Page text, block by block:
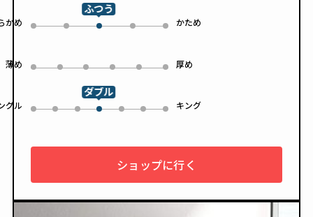
かめ 0 1 2
ふつう
3 かため
4
薄め 0 1 2 3 4 厚め
5
グル 0 1 2 3
ダブル
4 5 キング
6
ショップに行く